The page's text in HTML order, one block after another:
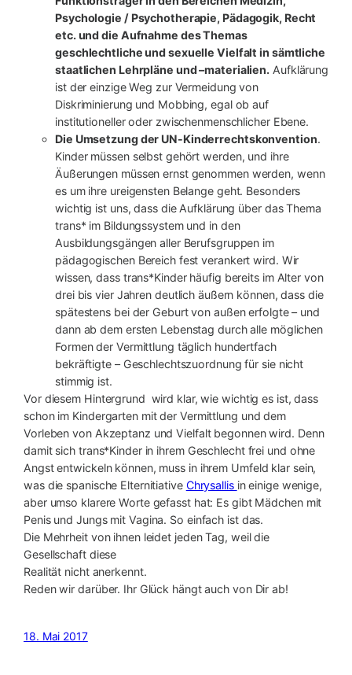
Psychologie / Psychotherapie, Pädagogik, Recht
etc. und die Aufnahme des Themas
geschlechtliche und sexuelle Vielfalt in sämtliche
staatlichen Lehrpläne und –materialien. Aufklärung
ist der einzige Weg zur Vermeidung von
Diskriminierung und Mobbing, egal ob auf
institutioneller oder zwischenmenschlicher Ebene.
Die Umsetzung der UN-Kinderrechtskonvention.
Kinder müssen selbst gehört werden, und ihre
Äußerungen müssen ernst genommen werden, wenn
es um ihre ureigensten Belange geht. Besonders
wichtig ist uns, dass die Aufklärung über das Thema
trans* im Bildungssystem und in den
Ausbildungsgängen aller Berufsgruppen im
pädagogischen Bereich fest verankert wird. Wir
wissen, dass trans*Kinder häufig bereits im Alter von
drei bis vier Jahren deutlich äußern können, dass die
spätestens bei der Geburt von außen erfolgte – und
dann ab dem ersten Lebenstag durch alle möglichen
Formen der Vermittlung täglich hundertfach
bekräftigte – Geschlechtszuordnung für sie nicht
stimmig ist.
Vor diesem Hintergrund wird klar, wie wichtig es ist, dass
schon im Kindergarten mit der Vermittlung und dem
Vorleben von Akzeptanz und Vielfalt begonnen wird. Denn
damit sich trans*Kinder in ihrem Geschlecht frei und ohne
Angst entwickeln können, muss in ihrem Umfeld klar sein,
was die spanische Elternitiative Chrysallis in einige wenige,
aber umso klarere Worte gefasst hat: Es gibt Mädchen mit
Penis und Jungs mit Vagina. So einfach ist das.
Die Mehrheit von ihnen leidet jeden Tag, weil die
Gesellschaft diese
Realität nicht anerkennt.
Reden wir darüber. Ihr Glück hängt auch von Dir ab!
18. Mai 2017